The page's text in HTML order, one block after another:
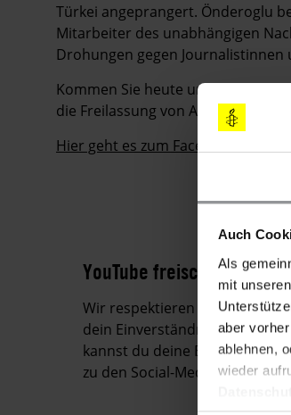
Auch
Als
mit
aber
ablehnen,
wieder
Türkei angeprangert. Önderoglu
Mitarbeiter des unabhängigen
Drohungen gegen Journalistinnen
Kommen Sie heute um 17 Uhr
die Freilassung von Ahmet,
Hier geht es zum Facebook-Event
YouTube freischalten
Wir respektieren deine
dein Einverständnis keine
kannst du deine
zu den Social-Media-Kanälen